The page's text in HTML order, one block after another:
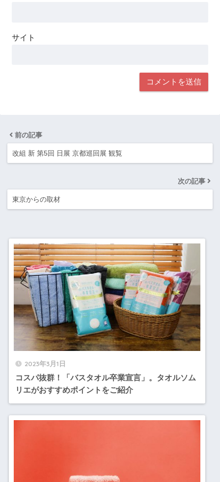
サイト
前の記事
改組 新 第5回 日展 京都巡回展 観覧
次の記事
東京からの取材
2023年3月1日
コスパ抜群！「バスタオル卒業宣言」。タオルソム
リエがおすすめポイントをご紹介